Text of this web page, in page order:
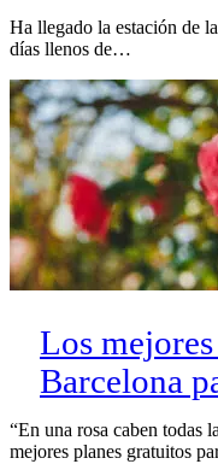
Ha llegado la estación de
días llenos de…
Los
Barcelona
“En una rosa caben todas
mejores planes gratuitos